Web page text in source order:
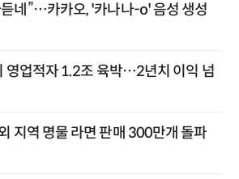
네”…카카오, '카나나-o' 음성 생성
영업적자 1.2조 육박…2년치 이익 넘
지역 명물 라면 판매 300만개 돌파